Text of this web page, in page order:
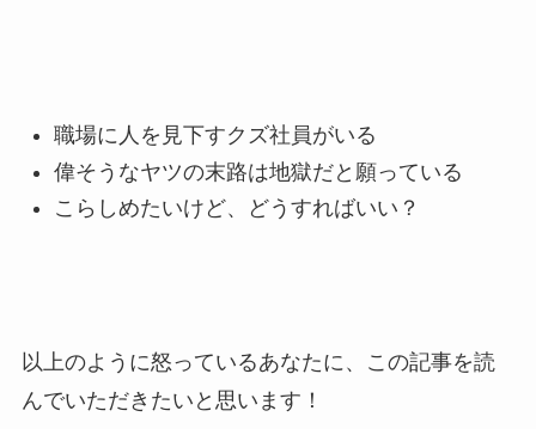
職場に人を見下すクズ社員がいる
偉そうなヤツの末路は地獄だと願っている
こらしめたいけど、どうすればいい？
以上のように怒っているあなたに、この記事を読
んでいただきたいと思います！